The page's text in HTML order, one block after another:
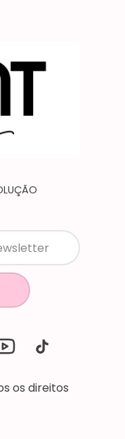
os direitos